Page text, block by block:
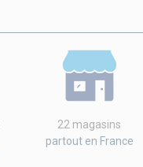
22 magasins
partout en France